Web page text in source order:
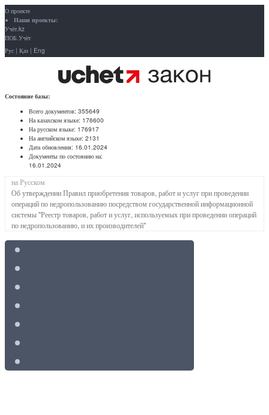
О проекте
Наши проекты:
Учёт.kz
ПОБ.Учёт
Рус | Қаз | Eng
Состояние базы:
Всего документов: 355649
На казахском языке: 176600
На русском языке: 176917
На английском языке: 2131
Дата обновления: 16.01.2024
Документы по состоянию на:
16.01.2024
на Русском
Об утверждении Правил приобретения товаров, работ и услуг при проведении
операций по недропользованию посредством государственной информационной
системы "Реестр товаров, работ и услуг, используемых при проведении операций
по недропользованию, и их производителей"